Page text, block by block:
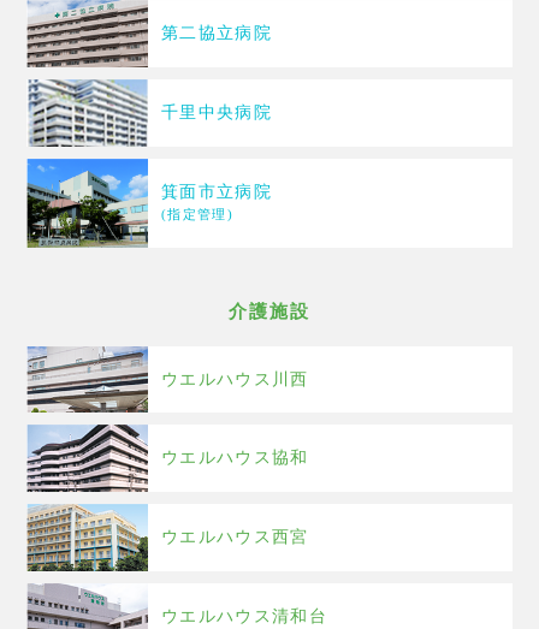
第二協立病院
千里中央病院
箕面市立病院
(指定管理)
介護施設
ウエルハウス川西
ウエルハウス協和
ウエルハウス西宮
ウエルハウス清和台